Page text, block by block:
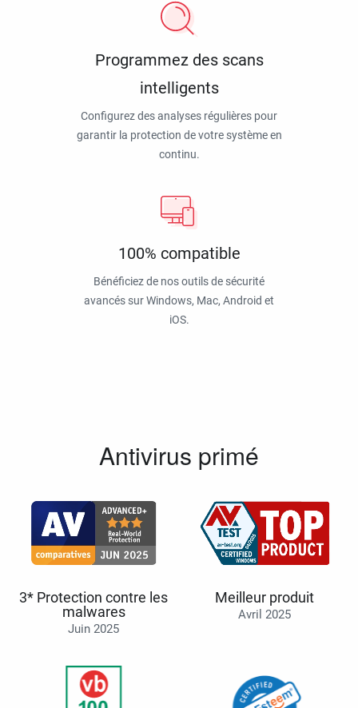
Programmez des scans
intelligents
Configurez des analyses régulières pour
garantir la protection de votre système en
continu.
100% compatible
Bénéficiez de nos outils de sécurité
avancés sur Windows, Mac, Android et
iOS.
Antivirus primé
3* Protection contre les
malwares
Juin 2025
Meilleur produit
Avril 2025